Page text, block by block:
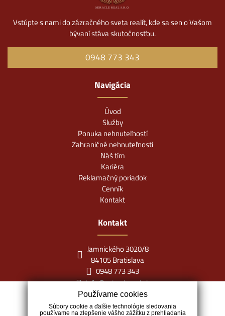
Vstúpte s nami do zázračného sveta realít, kde sa sen o Vašom
bývaní stáva skutočnosťou.
0948 773 343
Navigácia
Úvod
Služby
Ponuka nehnuteľností
Zahraničné nehnuteľnosti
Náš tím
Kariéra
Reklamačný poriadok
Cenník
Kontakt
Kontakt
Jamnického 3020/8
84105 Bratislava
0948 773 343
info@miraclereal.sk
Používame cookies
Súbory cookie a ďalšie technológie sledovania
používame na zlepšenie vášho zážitku z prehliadania